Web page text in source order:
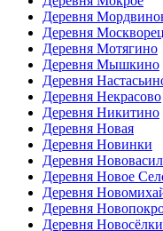
Деревня
Деревня
Деревня Мотягино
Деревня Мышкино
Деревня
Деревня Некрасово
Деревня Никитино
Деревня Новая
Деревня Новинки
Деревня
Деревня Новое
Деревня
Деревня
Деревня Новосёлки